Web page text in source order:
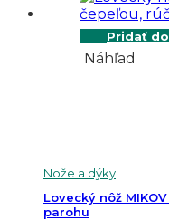
Pridať
Náhľad
Nože a dýky
Lovecký nôž
parohu